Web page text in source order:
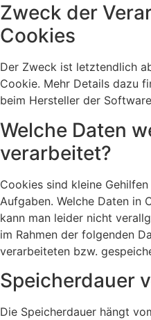
Zweck der
Cookies
Der Zweck ist letztendlich
Cookie. Mehr Details dazu
beim Hersteller der
Welche Daten
verarbeitet?
Cookies sind kleine
Aufgaben. Welche Daten in
kann man leider nicht
im Rahmen der folgenden
verarbeiteten bzw.
Speicherdauer
Die Speicherdauer hängt